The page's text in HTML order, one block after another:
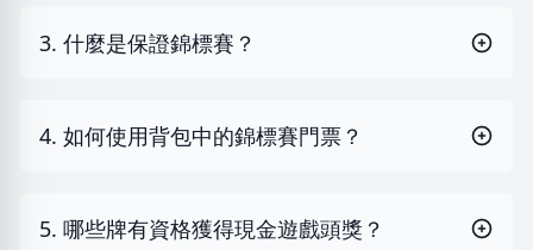
3. 什麼是保證錦標賽？
4. 如何使用背包中的錦標賽門票？
5. 哪些牌有資格獲得現金遊戲頭獎？